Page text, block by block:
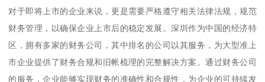
对于即将上市的企业来说，更是需要严格遵守相关法律法规，规范
财务管理，以确保企业上市后的稳定发展。深圳作为中国的经济特
区，拥有多家的财务公司，其中排名的公司以其服务，为大型准上
市企业提供了财务合规和旧帐梳理的完整解决方案。通过财务公司
的服务，企业能够实现财务的准确性和合规性，为企业的可持续发